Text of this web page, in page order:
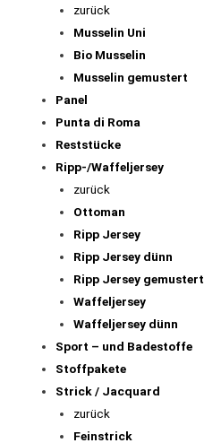
zurück
Musselin Uni
Bio Musselin
Musselin gemustert
Panel
Punta di Roma
Reststücke
Ripp-/Waffeljersey
zurück
Ottoman
Ripp Jersey
Ripp Jersey dünn
Ripp Jersey gemustert
Waffeljersey
Waffeljersey dünn
Sport – und Badestoffe
Stoffpakete
Strick / Jacquard
zurück
Feinstrick